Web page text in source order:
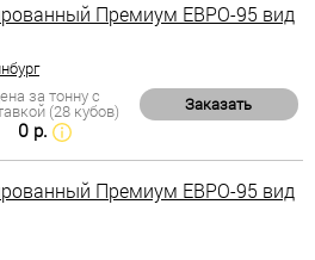
Премиум ЕВРО-95 вид
за тонну с
(28 кубов)
0 р.
Заказать
Премиум ЕВРО-95 вид